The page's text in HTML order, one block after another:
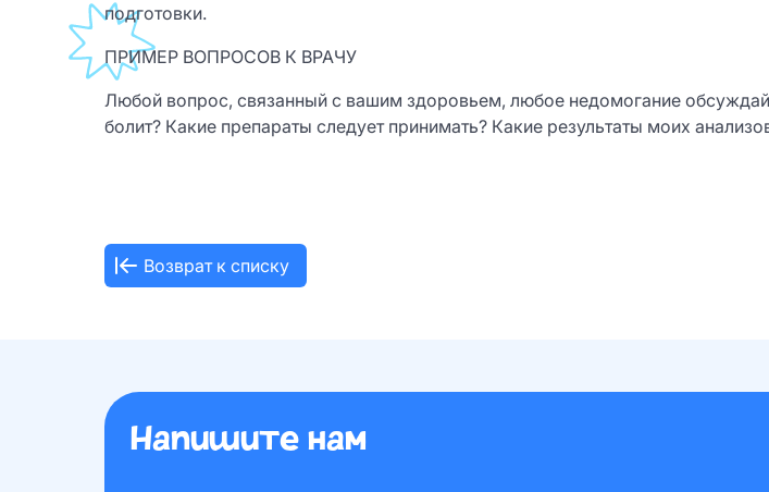
подготовки.
ПРИМЕР ВОПРОСОВ К ВРАЧУ
Любой вопрос, связанный с вашим здоровьем, любое недомогание
болит? Какие препараты следует принимать? Какие результаты моих
Возврат к списку
Напишите нам